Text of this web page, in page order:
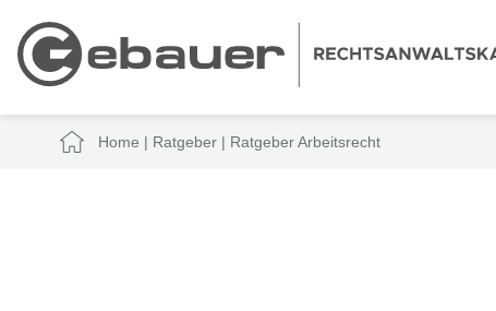
Home | Ratgeber| Ratgeber Arbeitsrecht